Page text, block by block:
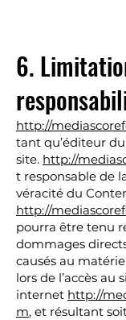
6.
http://
tant qu’éditeur du
site. http://
t responsable de
véracité du
http://
pourra être tenu
dommages
causés au
lors de l’accès au
internet http://
m, et résultant